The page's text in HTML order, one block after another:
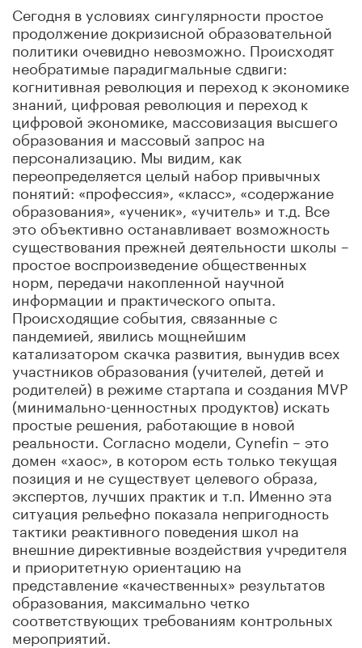
Сегодня в условиях сингулярности простое
продолжение докризисной образовательной
политики очевидно невозможно. Происходят
необратимые парадигмальные сдвиги:
когнитивная революция и переход к экономике
знаний, цифровая революция и переход к
цифровой экономике, массовизация высшего
образования и массовый запрос на
персонализацию. Мы видим, как
переопределяется целый набор привычных
понятий: «профессия», «класс», «содержание
образования», «ученик», «учитель» и т.д. Все
это объективно останавливает возможность
существования прежней деятельности школы –
простое воспроизведение общественных
норм, передачи накопленной научной
информации и практического опыта.
Происходящие события, связанные с
пандемией, явились мощнейшим
катализатором скачка развития, вынудив всех
участников образования (учителей, детей и
родителей) в режиме стартапа и создания MVP
(минимально-ценностных продуктов) искать
простые решения, работающие в новой
реальности. Согласно модели, Cynefin – это
домен «хаос», в котором есть только текущая
позиция и не существует целевого образа,
экспертов, лучших практик и т.п. Именно эта
ситуация рельефно показала непригодность
тактики реактивного поведения школ на
внешние директивные воздействия учредителя
и приоритетную ориентацию на
представление «качественных» результатов
образования, максимально четко
соответствующих требованиям контрольных
мероприятий.